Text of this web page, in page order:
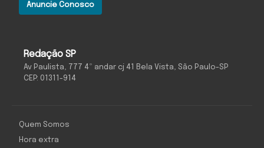
Redação SP
Av Paulista, 777 4º andar cj 41 Bela Vista, São Paulo-SP
CEP: 01311-914
Anuncie Conosco
Quem Somos
Hora extra